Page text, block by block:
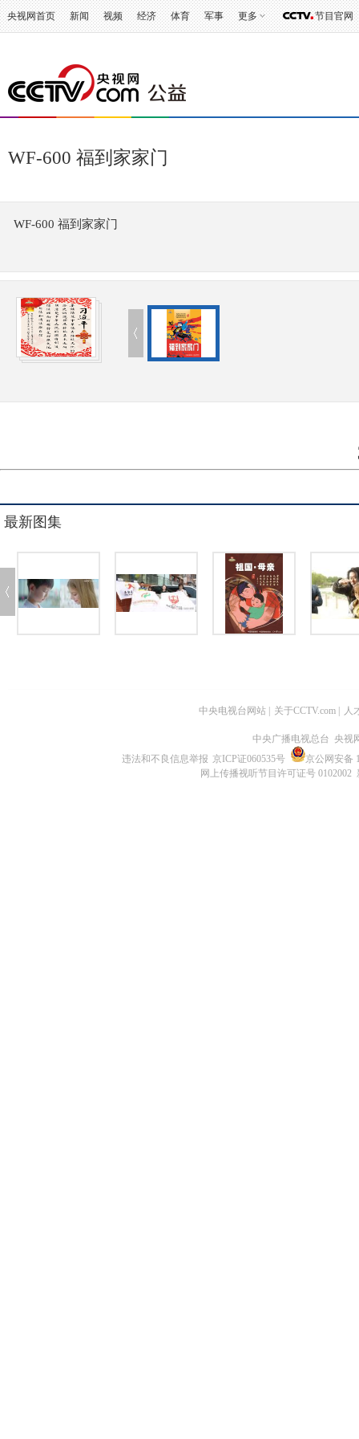
央视网首页 新闻 视频 经济 体育 军事 更多 节目官网
WF-600 福到家家门
WF-600 福到家家门
最新图集
中央电视台网站 关于CCTV.com 人
中央广播电视总台 央视
违法和不良信息举报 京ICP证060535号
京公网安备
网上传播视听节目许可证号 0102002